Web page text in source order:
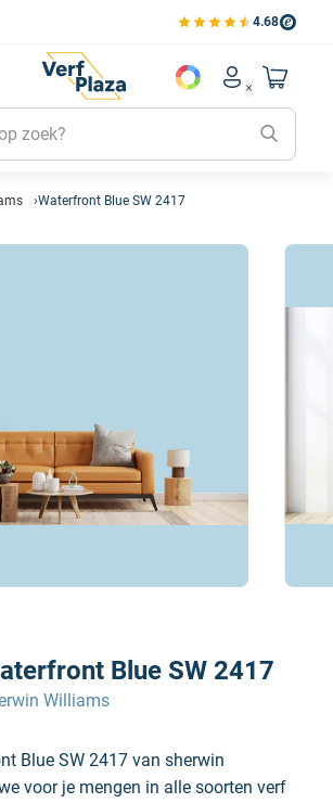
4.68
Bekijk de verfplaza
Account
Mijn
Mijn
Mijn
Naar
Waterfront Blue SW 2417
Blue SW 2417
Williams
Blue SW 2417 van sherwin
voor je mengen in alle soorten verf